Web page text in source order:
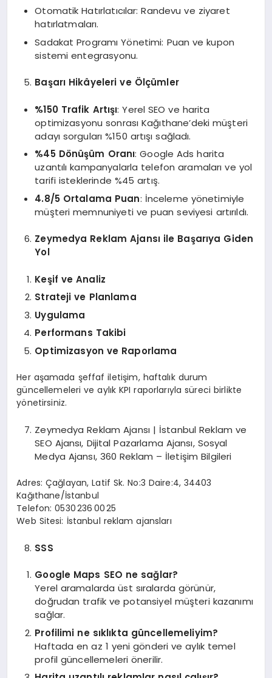
Otomatik Hatırlatıcılar: Randevu ve ziyaret
hatırlatmaları.
Sadakat Programı Yönetimi: Puan ve kupon
sistemi entegrasyonu.
Başarı Hikâyeleri ve Ölçümler
%150 Trafik Artışı: Yerel SEO ve harita
optimizasyonu sonrası Kağıthane’deki müşteri
adayı sorguları %150 artışı sağladı.
%45 Dönüşüm Oranı: Google Ads harita
uzantılı kampanyalarla telefon aramaları ve yol
tarifi isteklerinde %45 artış.
4.8/5 Ortalama Puan: İnceleme yönetimiyle
müşteri memnuniyeti ve puan seviyesi artırıldı.
Zeymedya Reklam Ajansı ile Başarıya Giden
Yol
Keşif ve Analiz
Strateji ve Planlama
Uygulama
Performans Takibi
Optimizasyon ve Raporlama
Her aşamada şeffaf iletişim, haftalık durum
güncellemeleri ve aylık KPI raporlarıyla süreci birlikte
yönetirsiniz.
Zeymedya Reklam Ajansı | İstanbul Reklam ve
SEO Ajansı, Dijital Pazarlama Ajansı, Sosyal
Medya Ajansı, 360 Reklam – İletişim Bilgileri
Adres: Çağlayan, Latif Sk. No:3 Daire:4, 34403
Kağıthane/İstanbul
Telefon: 0530 236 00 25
Web Sitesi: İstanbul reklam ajansları
SSS
Google Maps SEO ne sağlar?
Yerel aramalarda üst sıralarda görünür,
doğrudan trafik ve potansiyel müşteri kazanımı
sağlar.
Profilimi ne sıklıkta güncellemeliyim?
Haftada en az 1 yeni gönderi ve aylık temel
profil güncellemeleri önerilir.